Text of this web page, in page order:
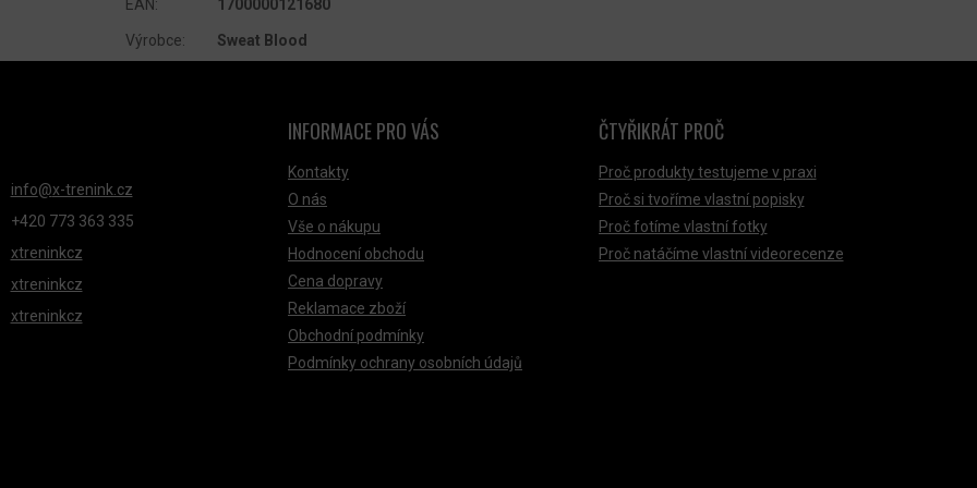
EAN: 1700000121680
Výrobce: Sweat Blood
info@x-trenink.cz
+420 ‭773 363 335
xtreninkcz
xtreninkcz
xtreninkcz
INFORMACE PRO VÁS
Kontakty
O nás
Vše o nákupu
Hodnocení obchodu
Cena dopravy
Reklamace zboží
Obchodní podmínky
Podmínky ochrany osobních údajů
ČTYŘIKRÁT PROČ
Proč produkty testujeme v praxi
Proč si tvoříme vlastní popisky
Proč fotíme vlastní fotky
Proč natáčíme vlastní videorecenze